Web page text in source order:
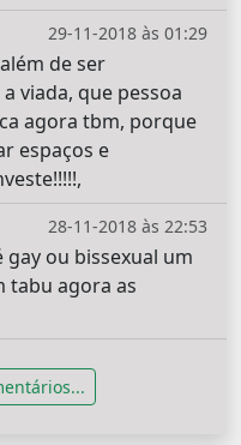
29-11-2018 às 01:29
de ser
viada, que pessoa
agora tbm, porque
espaços e
28-11-2018 às 22:53
ou bissexual um
tabu agora as